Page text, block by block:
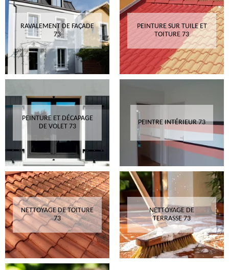
RAVALEMENT DE FAÇADE
73
PEINTURE SUR TUILE ET
TOITURE 73
PEINTURE ET DÉCAPAGE
DE VOLET 73
PEINTRE INTÉRIEUR 73
NETTOYAGE DE TOITURE
73
NETTOYAGE DE
TERRASSE 73